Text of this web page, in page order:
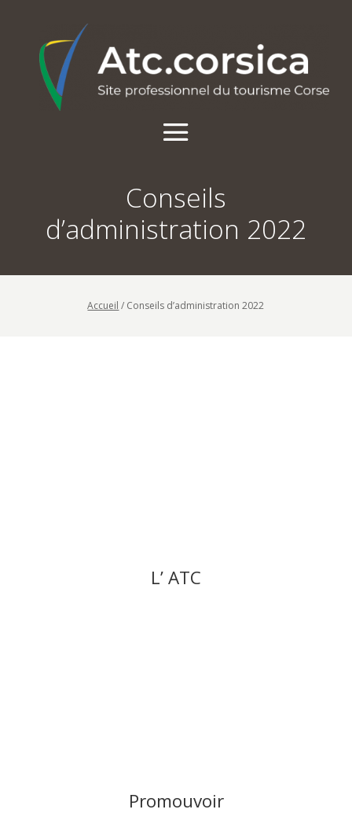
Conseils
d’administration 2022
Accueil / Conseils d’administration 2022
L’ ATC
Promouvoir